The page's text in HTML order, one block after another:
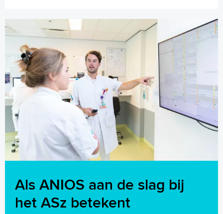
Als ANIOS aan de slag bij
het ASz betekent